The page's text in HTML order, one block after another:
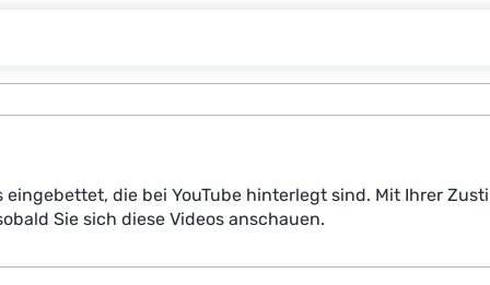
Mitglied der PLS, hob die Vorteile von KI im
Lösungen für die Kommunen müssten einfach zu
werden. Kerstin Wendt forderte dafür mehr
entstehen und schließlich in die Praxis überführt
Schnittstellen, andererseits müssten Kommunen auch
-teilnehmer, dass KI eine große Chance für die Mobilität
eine breite Akzeptanz zu schaffen. Moderiert wurde
eingebettet, die bei YouTube hinterlegt sind. Mit Ihrer
Sie sich diese Videos anschauen.